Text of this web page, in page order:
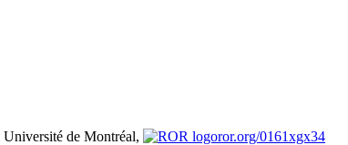
Université de Montréal,
ror.org/0161xgx34